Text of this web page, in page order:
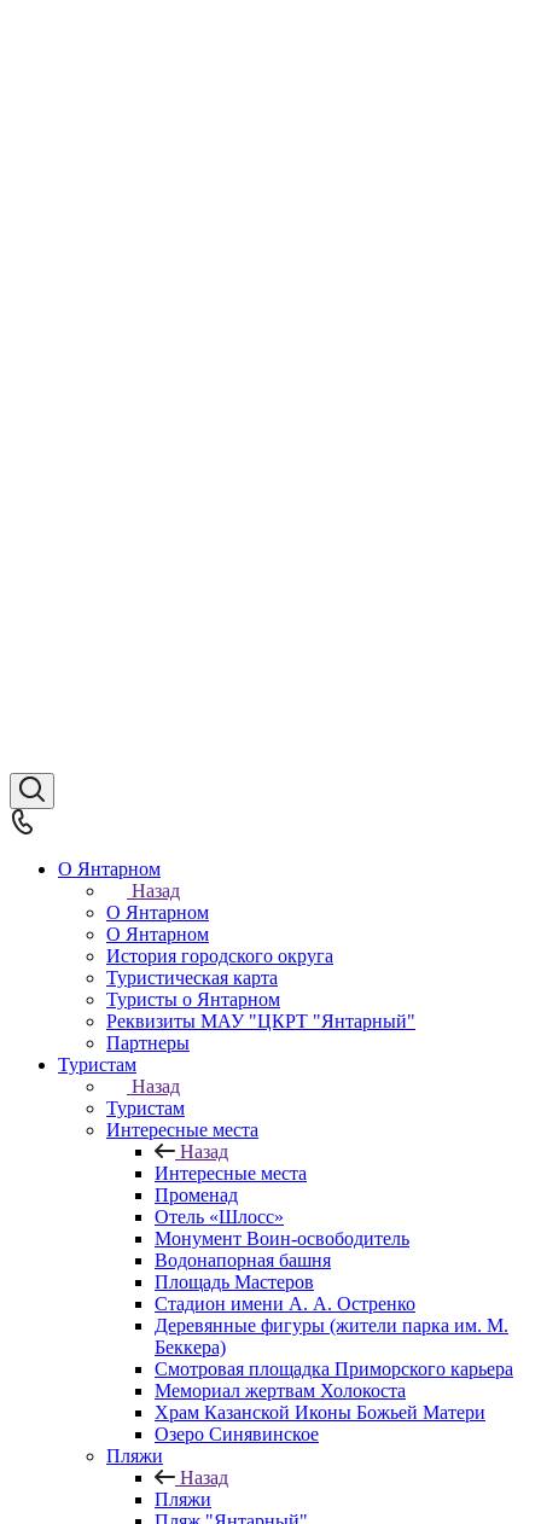
О Янтарном
Назад
О Янтарном
О Янтарном
История городского округа
Туристическая карта
Туристы о Янтарном
Реквизиты МАУ "ЦКРТ "Янтарный"
Партнеры
Туристам
Назад
Туристам
Интересные места
Назад
Интересные места
Променад
Отель «Шлосс»
Монумент Воин-освободитель
Водонапорная башня
Площадь Мастеров
Стадион имени А. А. Остренко
Деревянные фигуры (жители парка им. М.
Беккера)
Смотровая площадка Приморского карьера
Мемориал жертвам Холокоста
Храм Казанской Иконы Божьей Матери
Озеро Синявинское
Пляжи
Назад
Пляжи